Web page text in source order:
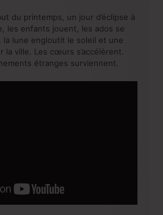
du printemps, un jour d’éclipse à
les enfants jouent, les ados se
la lune engloutit le soleil et une
la ville. Les cœurs s’accélèrent.
étranges surviennent.